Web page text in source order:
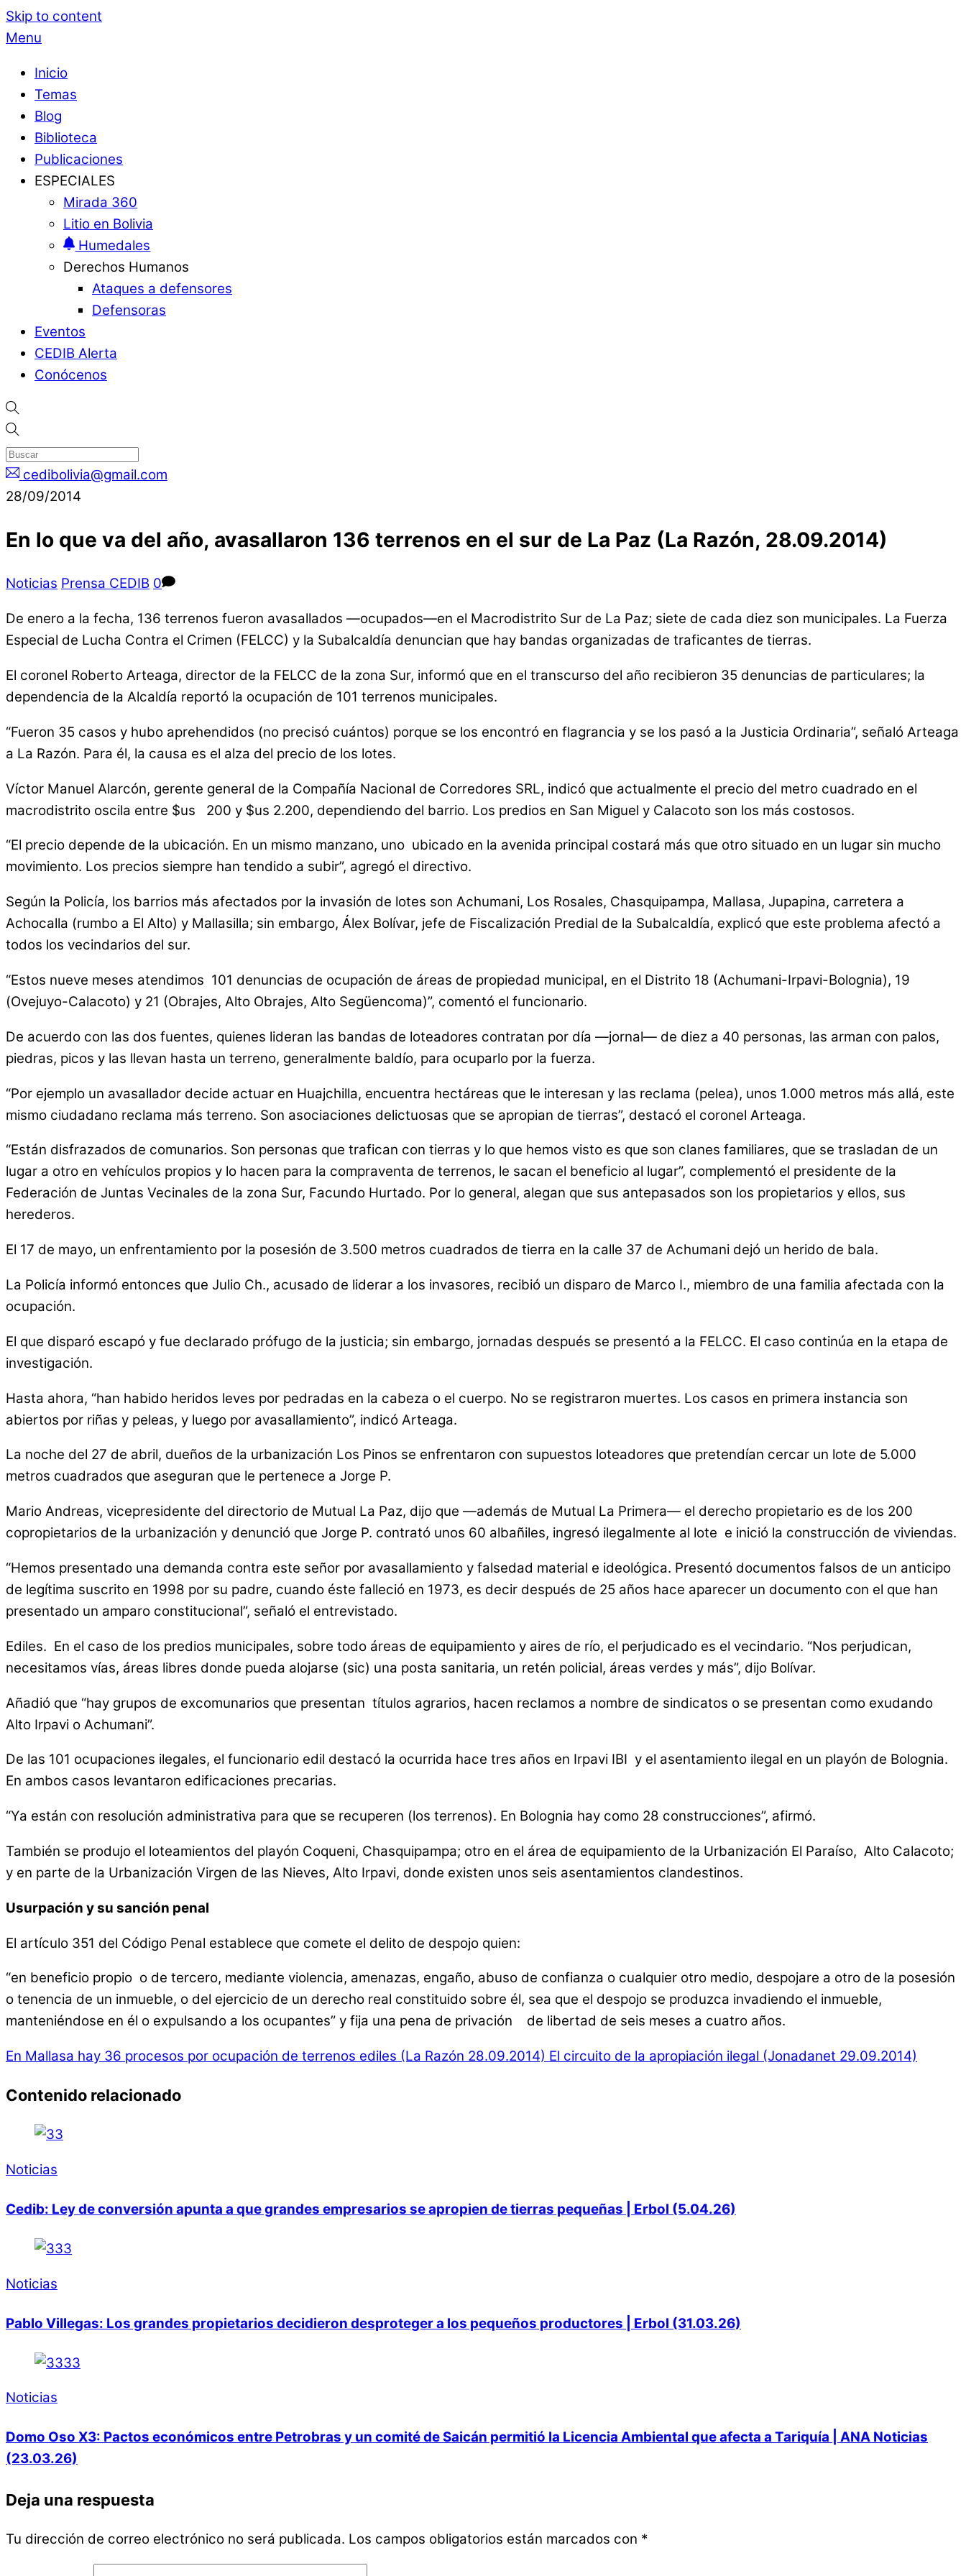
Skip to content
Menu
Inicio
Temas
Blog
Biblioteca
Publicaciones
ESPECIALES
Mirada 360
Litio en Bolivia
Humedales
Derechos Humanos
Ataques a defensores
Defensoras
Eventos
CEDIB Alerta
Conócenos
cedibolivia@gmail.com
28/09/2014
En lo que va del año, avasallaron 136 terrenos en el sur de La Paz (La Razón, 28.09.2014)
Noticias Prensa CEDIB 0
De enero a la fecha, 136 terrenos fueron avasallados —ocupados—en el Macrodistrito Sur de La Paz; siete de cada diez son municipales. La Fuerza
Especial de Lucha Contra el Crimen (FELCC) y la Subalcaldía denuncian que hay bandas organizadas de traficantes de tierras.
El coronel Roberto Arteaga, director de la FELCC de la zona Sur, informó que en el transcurso del año recibieron 35 denuncias de particulares; la
dependencia de la Alcaldía reportó la ocupación de 101 terrenos municipales.
“Fueron 35 casos y hubo aprehendidos (no precisó cuántos) porque se los encontró en flagrancia y se los pasó a la Justicia Ordinaria”, señaló Arteaga
a La Razón. Para él, la causa es el alza del precio de los lotes.
Víctor Manuel Alarcón, gerente general de la Compañía Nacional de Corredores SRL, indicó que actualmente el precio del metro cuadrado en el
macrodistrito oscila entre $us 200 y $us 2.200, dependiendo del barrio. Los predios en San Miguel y Calacoto son los más costosos.
“El precio depende de la ubicación. En un mismo manzano, uno ubicado en la avenida principal costará más que otro situado en un lugar sin mucho
movimiento. Los precios siempre han tendido a subir”, agregó el directivo.
Según la Policía, los barrios más afectados por la invasión de lotes son Achumani, Los Rosales, Chasquipampa, Mallasa, Jupapina, carretera a
Achocalla (rumbo a El Alto) y Mallasilla; sin embargo, Álex Bolívar, jefe de Fiscalización Predial de la Subalcaldía, explicó que este problema afectó a
todos los vecindarios del sur.
“Estos nueve meses atendimos 101 denuncias de ocupación de áreas de propiedad municipal, en el Distrito 18 (Achumani-Irpavi-Bolognia), 19
(Ovejuyo-Calacoto) y 21 (Obrajes, Alto Obrajes, Alto Següencoma)”, comentó el funcionario.
De acuerdo con las dos fuentes, quienes lideran las bandas de loteadores contratan por día —jornal— de diez a 40 personas, las arman con palos,
piedras, picos y las llevan hasta un terreno, generalmente baldío, para ocuparlo por la fuerza.
“Por ejemplo un avasallador decide actuar en Huajchilla, encuentra hectáreas que le interesan y las reclama (pelea), unos 1.000 metros más allá, este
mismo ciudadano reclama más terreno. Son asociaciones delictuosas que se apropian de tierras”, destacó el coronel Arteaga.
“Están disfrazados de comunarios. Son personas que trafican con tierras y lo que hemos visto es que son clanes familiares, que se trasladan de un
lugar a otro en vehículos propios y lo hacen para la compraventa de terrenos, le sacan el beneficio al lugar”, complementó el presidente de la
Federación de Juntas Vecinales de la zona Sur, Facundo Hurtado. Por lo general, alegan que sus antepasados son los propietarios y ellos, sus
herederos.
El 17 de mayo, un enfrentamiento por la posesión de 3.500 metros cuadrados de tierra en la calle 37 de Achumani dejó un herido de bala.
La Policía informó entonces que Julio Ch., acusado de liderar a los invasores, recibió un disparo de Marco I., miembro de una familia afectada con la
ocupación.
El que disparó escapó y fue declarado prófugo de la justicia; sin embargo, jornadas después se presentó a la FELCC. El caso continúa en la etapa de
investigación.
Hasta ahora, “han habido heridos leves por pedradas en la cabeza o el cuerpo. No se registraron muertes. Los casos en primera instancia son
abiertos por riñas y peleas, y luego por avasallamiento”, indicó Arteaga.
La noche del 27 de abril, dueños de la urbanización Los Pinos se enfrentaron con supuestos loteadores que pretendían cercar un lote de 5.000
metros cuadrados que aseguran que le pertenece a Jorge P.
Mario Andreas, vicepresidente del directorio de Mutual La Paz, dijo que —además de Mutual La Primera— el derecho propietario es de los 200
copropietarios de la urbanización y denunció que Jorge P. contrató unos 60 albañiles, ingresó ilegalmente al lote e inició la construcción de viviendas.
“Hemos presentado una demanda contra este señor por avasallamiento y falsedad material e ideológica. Presentó documentos falsos de un anticipo
de legítima suscrito en 1998 por su padre, cuando éste falleció en 1973, es decir después de 25 años hace aparecer un documento con el que han
presentado un amparo constitucional”, señaló el entrevistado.
Ediles. En el caso de los predios municipales, sobre todo áreas de equipamiento y aires de río, el perjudicado es el vecindario. “Nos perjudican,
necesitamos vías, áreas libres donde pueda alojarse (sic) una posta sanitaria, un retén policial, áreas verdes y más”, dijo Bolívar.
Añadió que “hay grupos de excomunarios que presentan títulos agrarios, hacen reclamos a nombre de sindicatos o se presentan como exudando
Alto Irpavi o Achumani”.
De las 101 ocupaciones ilegales, el funcionario edil destacó la ocurrida hace tres años en Irpavi IBI y el asentamiento ilegal en un playón de Bolognia.
En ambos casos levantaron edificaciones precarias.
“Ya están con resolución administrativa para que se recuperen (los terrenos). En Bolognia hay como 28 construcciones”, afirmó.
También se produjo el loteamientos del playón Coqueni, Chasquipampa; otro en el área de equipamiento de la Urbanización El Paraíso, Alto Calacoto;
y en parte de la Urbanización Virgen de las Nieves, Alto Irpavi, donde existen unos seis asentamientos clandestinos.
Usurpación y su sanción penal
El artículo 351 del Código Penal establece que comete el delito de despojo quien:
“en beneficio propio o de tercero, mediante violencia, amenazas, engaño, abuso de confianza o cualquier otro medio, despojare a otro de la posesión
o tenencia de un inmueble, o del ejercicio de un derecho real constituido sobre él, sea que el despojo se produzca invadiendo el inmueble,
manteniéndose en él o expulsando a los ocupantes” y fija una pena de privación de libertad de seis meses a cuatro años.
En Mallasa hay 36 procesos por ocupación de terrenos ediles (La Razón 28.09.2014) El circuito de la apropiación ilegal (Jonadanet 29.09.2014)
Contenido relacionado
Noticias
Cedib: Ley de conversión apunta a que grandes empresarios se apropien de tierras pequeñas | Erbol (5.04.26)
Noticias
Pablo Villegas: Los grandes propietarios decidieron desproteger a los pequeños productores | Erbol (31.03.26)
Noticias
Domo Oso X3: Pactos económicos entre Petrobras y un comité de Saicán permitió la Licencia Ambiental que afecta a Tariquía | ANA Noticias
(23.03.26)
Deja una respuesta
Tu dirección de correo electrónico no será publicada. Los campos obligatorios están marcados con *